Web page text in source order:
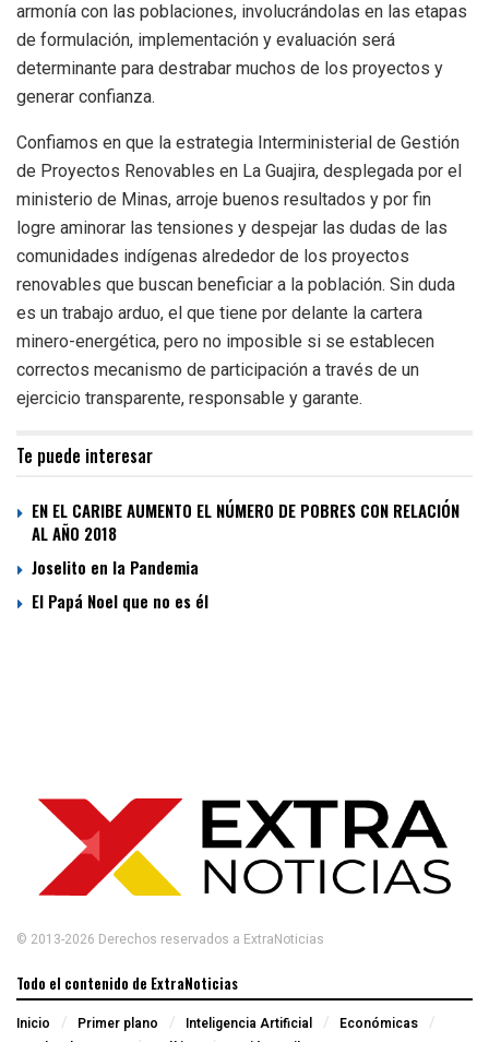
armonía con las poblaciones, involucrándolas en las etapas
de formulación, implementación y evaluación será
determinante para destrabar muchos de los proyectos y
generar confianza.
Confiamos en que la estrategia Interministerial de Gestión
de Proyectos Renovables en La Guajira, desplegada por el
ministerio de Minas, arroje buenos resultados y por fin
logre aminorar las tensiones y despejar las dudas de las
comunidades indígenas alrededor de los proyectos
renovables que buscan beneficiar a la población. Sin duda
es un trabajo arduo, el que tiene por delante la cartera
minero-energética, pero no imposible si se establecen
correctos mecanismo de participación a través de un
ejercicio transparente, responsable y garante.
Te puede interesar
EN EL CARIBE AUMENTO EL NÚMERO DE POBRES CON RELACIÓN
AL AÑO 2018
Joselito en la Pandemia
El Papá Noel que no es él
© 2013-2026 Derechos reservados a ExtraNoticias
Todo el contenido de ExtraNoticias
Inicio Primer plano Inteligencia Artificial
Económicas